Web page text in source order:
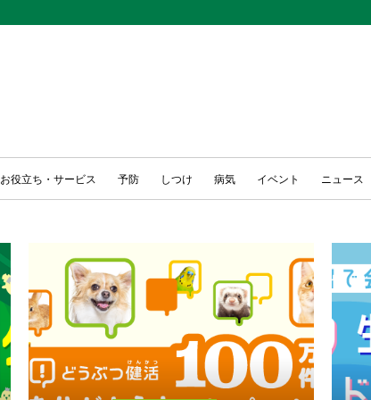
お役立ち・サービス 予防 しつけ 病気 イベント ニュース